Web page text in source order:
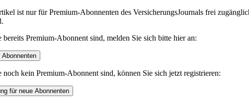
ist nur für Premium-Abonnenten des VersicherungsJournals frei
bereits Premium-Abonnent sind, melden Sie sich bitte hier an:
noch kein Premium-Abonnent sind, können Sie sich jetzt registrieren: